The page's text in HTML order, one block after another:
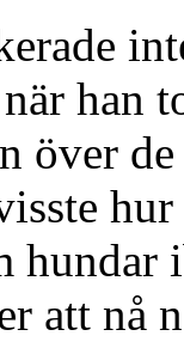
han
över
hundar
att nå